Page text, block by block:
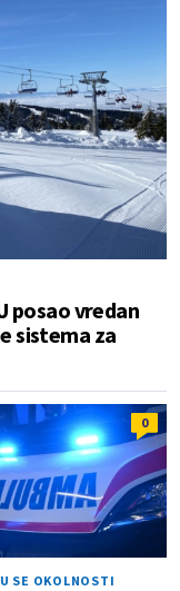
posao vredan
sistema za
0
SE OKOLNOSTI